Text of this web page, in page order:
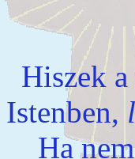
Hiszek
Istenben,
Ha nem